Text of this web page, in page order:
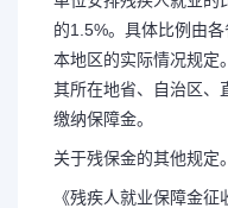
的1.5%。具体比例由
本地区的实际情况规定
其所在地省、自治区、
缴纳保障金。
关于残保金的其他规定。
《残疾人就业保障金